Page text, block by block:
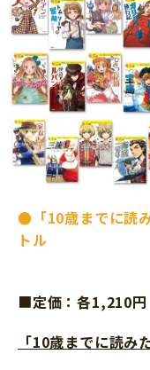
● 「10歳までに読
トル
■定価：各1,210円
「10歳までに読み